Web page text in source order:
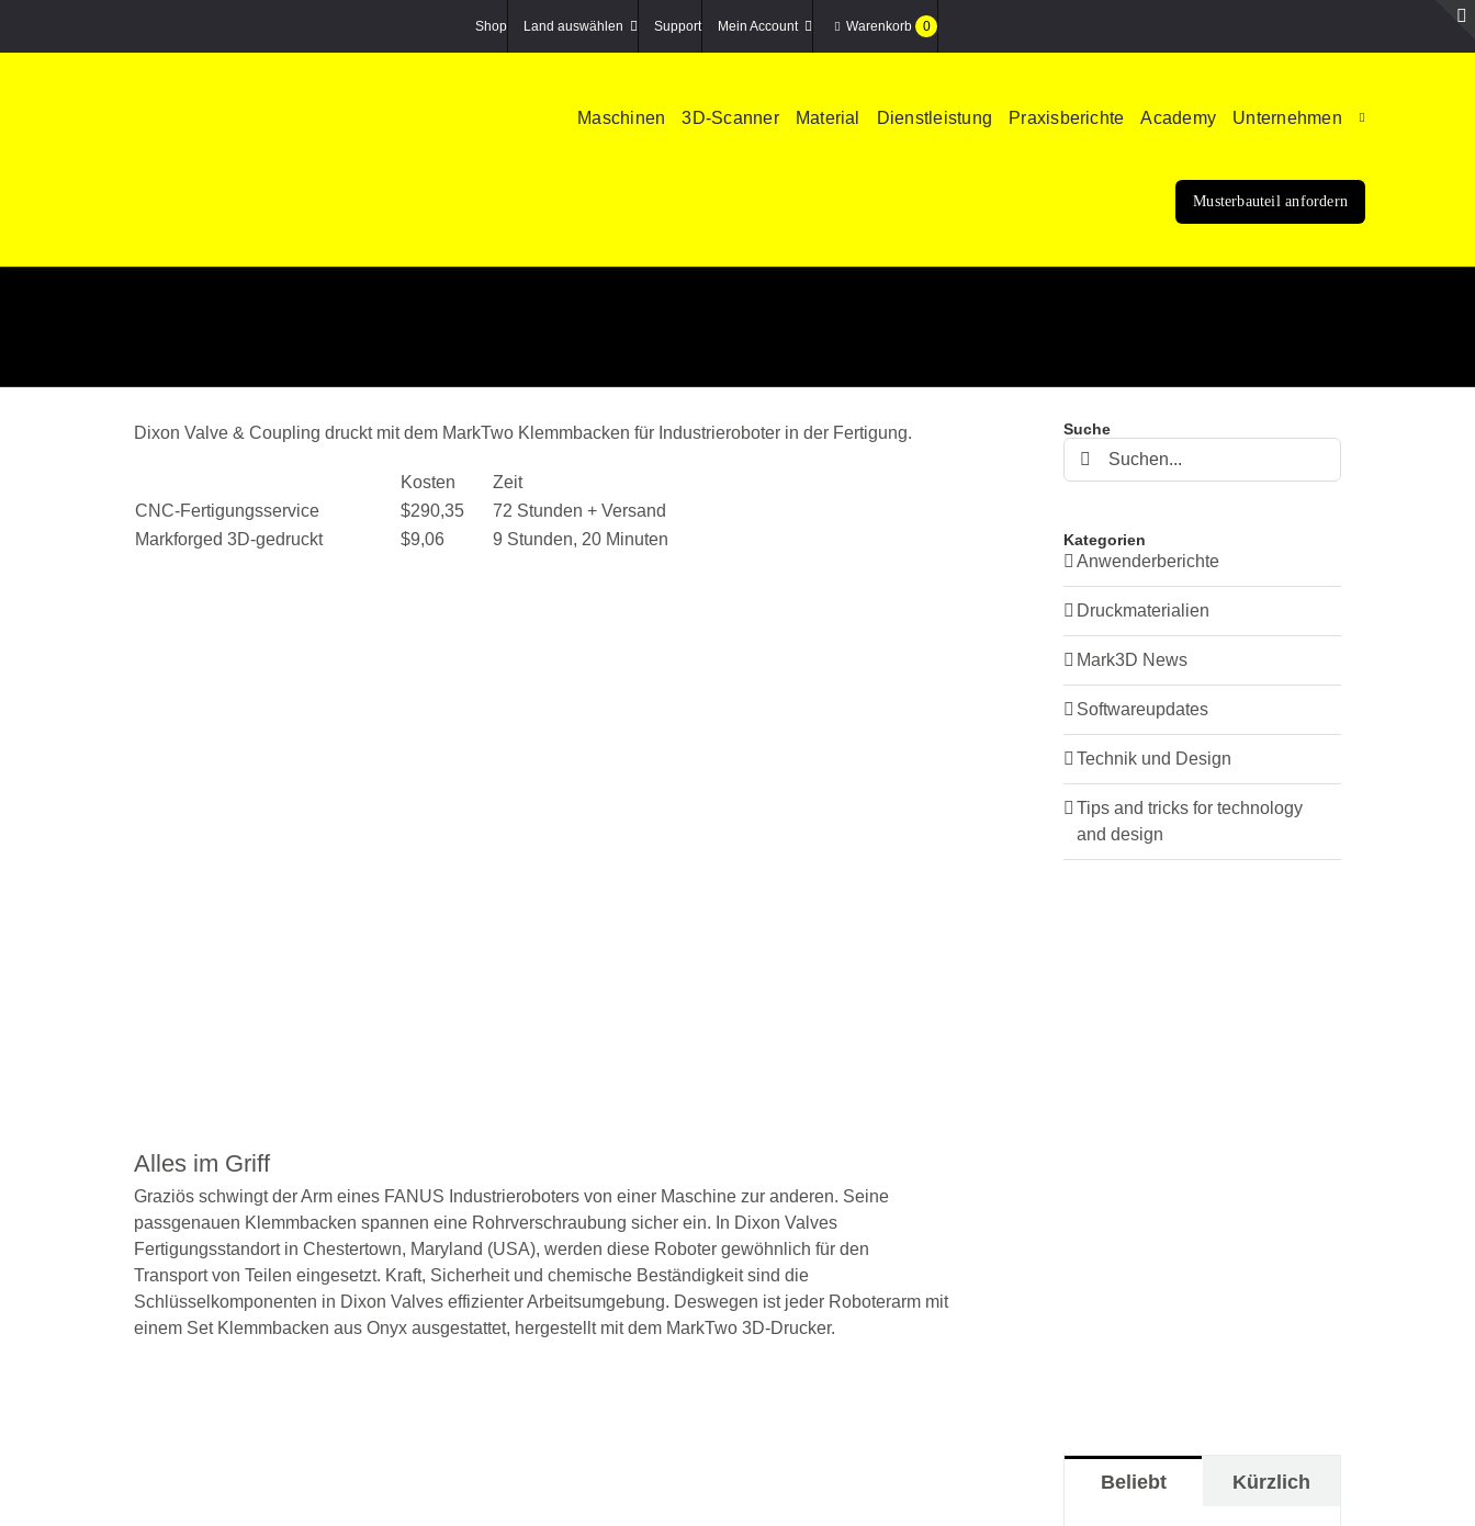
Shop Land auswählen Support Mein Account Warenkorb 0
Maschinen 3D-Scanner Material Dienstleistung Praxisberichte Academy Unternehmen
Musterbauteil anfordern
Dixon Valve & Coupling druckt mit dem MarkTwo Klemmbacken für Industrieroboter in der Fertigung.
Kosten
Zeit
CNC-Fertigungsservice
$290,35
72 Stunden + Versand
Markforged 3D-gedruckt
$9,06 9 Stunden, 20 Minuten
Alles im Griff
Graziös schwingt der Arm eines FANUS Industrieroboters von einer Maschine zur anderen. Seine
passgenauen Klemmbacken spannen eine Rohrverschraubung sicher ein. In Dixon Valves
Fertigungsstandort in Chestertown, Maryland (USA), werden diese Roboter gewöhnlich für den
Transport von Teilen eingesetzt. Kraft, Sicherheit und chemische Beständigkeit sind die
Schlüsselkomponenten in Dixon Valves effizienter Arbeitsumgebung. Deswegen ist jeder Roboterarm mit
einem Set Klemmbacken aus Onyx ausgestattet, hergestellt mit dem MarkTwo 3D-Drucker.
Suche
Suche
nach:
Kategorien
Anwenderberichte
Druckmaterialien
Mark3D News
Softwareupdates
Technik und Design
Tips and tricks for technology
and design
Beliebt Kürzlich